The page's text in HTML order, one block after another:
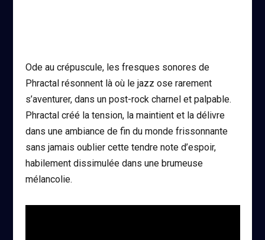
Ode au crépuscule, les fresques sonores de
Phractal résonnent là où le jazz ose rarement
s’aventurer, dans un post-rock charnel et palpable.
Phractal créé la tension, la maintient et la délivre
dans une ambiance de fin du monde frissonnante
sans jamais oublier cette tendre note d’espoir,
habilement dissimulée dans une brumeuse
mélancolie.